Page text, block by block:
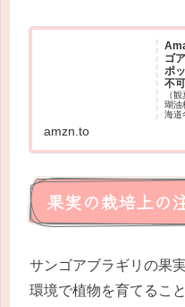
ゴ
ポ
不
（
瑚油
海道
amzn.to
果実の栽培上の
サンゴアブラギリの果
環境で植物を育てるこ